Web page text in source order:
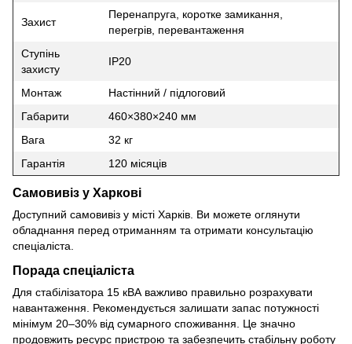
Захист
Перенапруга, коротке замикання,
перегрів, перевантаження
Ступінь
захисту
IP20
Монтаж
Настінний / підлоговий
Габарити
460×380×240 мм
Вага
32 кг
Гарантія
120 місяців
Самовивіз у Харкові
Доступний самовивіз у місті Харків. Ви можете оглянути
обладнання перед отриманням та отримати консультацію
спеціаліста.
Порада спеціаліста
Для стабілізатора 15 кВА важливо правильно розрахувати
навантаження. Рекомендується залишати запас потужності
мінімум 20–30% від сумарного споживання. Це значно
продовжить ресурс пристрою та забезпечить стабільну роботу